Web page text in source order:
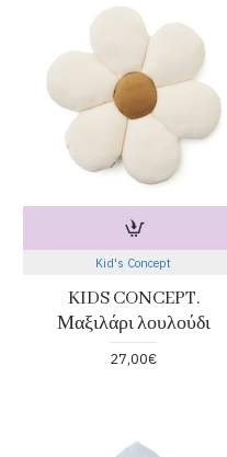
Kid's Concept
KIDS CONCEPT.
Μαξιλάρι λουλούδι
27,00€